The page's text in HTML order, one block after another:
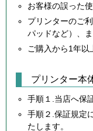
お客様の誤った
プリンターのご
パッドなど）、
ご購入から1年以
プリンター本
手順１.当店へ保
手順２.保証規定
たします。